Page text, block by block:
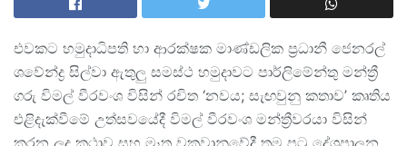
එවකට හමුදාධිපති හා ආරක්ෂක මාණ්ඩලික ප්‍රධානී ජෙනරල්
ශවේන්ද්‍ර සිල්වා ඇතුලු සමස්ථ හමුදාවට පාර්ලිමේන්තු මන්ත්‍රී
ගරු විමල් වීරවංශ විසින් රචිත ‘නවය; සැඟවුනු කතාව’ කෘතිය
එළිදැක්වීමේ උත්සවයේදී විමල් වීරවංශ මන්ත්‍රීවරයා විසින්